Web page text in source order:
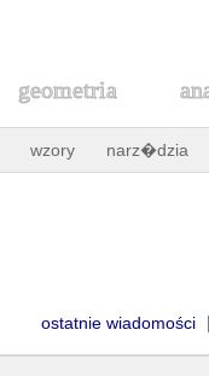
geometria
wzory narz�dzia
ostatnie wiadomości |